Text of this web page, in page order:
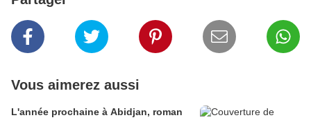
Vous aimerez aussi
L'année prochaine à Abidjan, roman